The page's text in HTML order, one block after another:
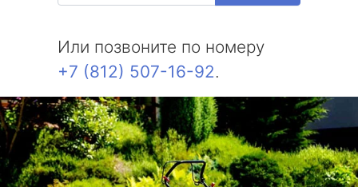
Или позвоните по номеру
+7 (812) 507-16-92.